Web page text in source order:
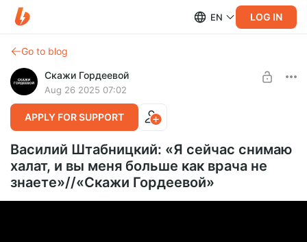
EN LOG IN
Go to blog
Скажи Гордеевой
Aug 26 2025 07:02
APPLY FOR SUPPORT
Василий Штабницкий: «Я сейчас снимаю
халат, и вы меня больше как врача не
знаете»//«Скажи Гордеевой»